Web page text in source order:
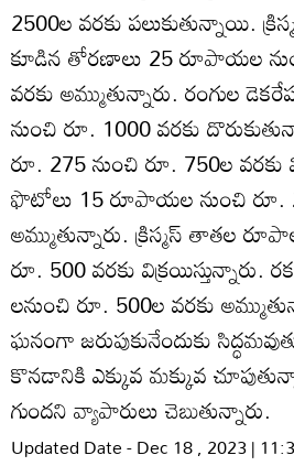
2500ల వరకు పలుకుతున్నాయి.
కూడిన తోరణాలు 25 రూపాయల
వరకు అమ్ముతున్నారు. రంగుల
నుంచి రూ. 1000 వరకు
రూ. 275 నుంచి రూ. 750ల వరకు
ఫొటోలు 15 రూపాయల నుంచి రూ.
అమ్ముతున్నారు. క్రిస్మస్‌ తాతల
రూ. 500 వరకు విక్రయిస్తున్నారు.
లనుంచి రూ. 500ల వరకు
ఘనంగా జరుపుకునేందుకు
కొనడానికి ఎక్కువ మక్కువ
గుందని వ్యాపారులు చెబుతున్నారు.
Updated Date - Dec 18 , 2023 |